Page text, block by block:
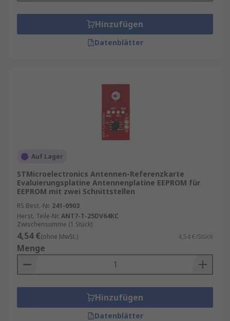
Hinzufügen
Datenblätter
Auf Lager
STMicroelectronics Antennen-Referenzkarte
Evaluierungsplatine Antennenplatine EEPROM für
EEPROM mit zwei Schnittstellen
RS Best.-Nr. 241-0903
Herst. Teile-Nr. ANT7-T-25DV64KC
Zwischensumme (1 Stück)
4,54 €(ohne MwSt.) 4,54 €/Stück
Menge
Hinzufügen
Datenblätter